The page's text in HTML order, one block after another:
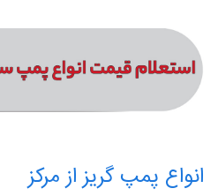
انواع پمپ گریز از مرکز